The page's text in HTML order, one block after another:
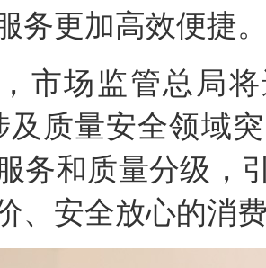
务更加高效便捷
市场监管总局
及质量安全领域
务和质量分级，
、安全放心的消